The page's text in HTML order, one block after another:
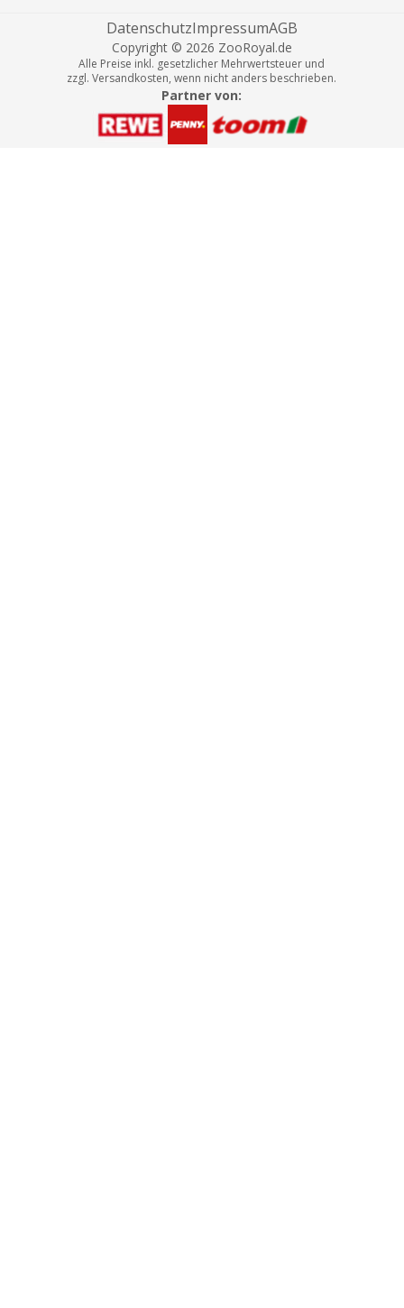
DatenschutzImpressumAGB
Copyright © 2026 ZooRoyal.de
Alle Preise inkl. gesetzlicher Mehrwertsteuer und
zzgl. Versandkosten, wenn nicht anders beschrieben.
Partner von: